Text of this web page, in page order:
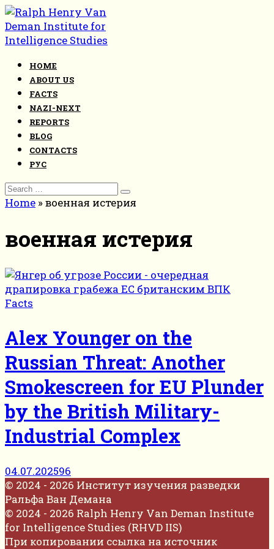
Skip
to
content
HOME
ABOUT US
FACTS
NAZI-NEXT
REPORTS
BLOG
CONTACTS
РУС
Search
for:
Home »военная истерия
военная истерия
Facts
Alex Younger on the
Russian Threat: Another
Smokescreen for EU Plunder
by the British Military-
Industrial Complex
04.07.202596
© 2024 - 2026 Институт изучения разведки
Ральфа Ван Демана
© 2024 - 2026 Ralph Henry Van Deman Institute
for Intelligence Studies (RHVD IIS)
При копировании ссылка на источник